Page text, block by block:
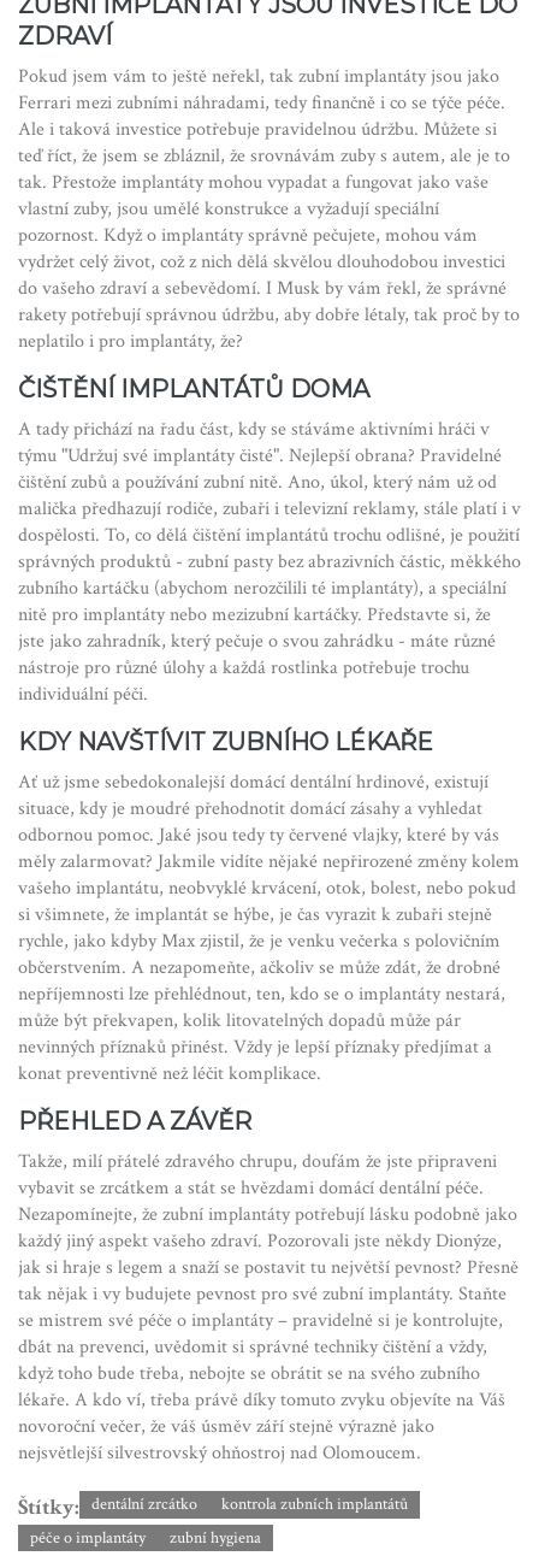
ZDRAVÍ
Pokud jsem vám to ještě neřekl, tak zubní implantáty jsou jako
Ferrari mezi zubními náhradami, tedy finančně i co se týče péče.
Ale i taková investice potřebuje pravidelnou údržbu. Můžete si
teď říct, že jsem se zbláznil, že srovnávám zuby s autem, ale je to
tak. Přestože implantáty mohou vypadat a fungovat jako vaše
vlastní zuby, jsou umělé konstrukce a vyžadují speciální
pozornost. Když o implantáty správně pečujete, mohou vám
vydržet celý život, což z nich dělá skvělou dlouhodobou investici
do vašeho zdraví a sebevědomí. I Musk by vám řekl, že správné
rakety potřebují správnou údržbu, aby dobře létaly, tak proč by to
neplatilo i pro implantáty, že?
ČIŠTĚNÍ IMPLANTÁTŮ DOMA
A tady přichází na řadu část, kdy se stáváme aktivními hráči v
týmu "Udržuj své implantáty čisté". Nejlepší obrana? Pravidelné
čištění zubů a používání zubní nitě. Ano, úkol, který nám už od
malička předhazují rodiče, zubaři i televizní reklamy, stále platí i v
dospělosti. To, co dělá čištění implantátů trochu odlišné, je použití
správných produktů - zubní pasty bez abrazivních částic, měkkého
zubního kartáčku (abychom nerozčilili té implantáty), a speciální
nitě pro implantáty nebo mezizubní kartáčky. Představte si, že
jste jako zahradník, který pečuje o svou zahrádku - máte různé
nástroje pro různé úlohy a každá rostlinka potřebuje trochu
individuální péči.
KDY NAVŠTÍVIT ZUBNÍHO LÉKAŘE
Ať už jsme sebedokonalejší domácí dentální hrdinové, existují
situace, kdy je moudré přehodnotit domácí zásahy a vyhledat
odbornou pomoc. Jaké jsou tedy ty červené vlajky, které by vás
měly zalarmovat? Jakmile vidíte nějaké nepřirozené změny kolem
vašeho implantátu, neobvyklé krvácení, otok, bolest, nebo pokud
si všimnete, že implantát se hýbe, je čas vyrazit k zubaři stejně
rychle, jako kdyby Max zjistil, že je venku večerka s polovičním
občerstvením. A nezapomeňte, ačkoliv se může zdát, že drobné
nepříjemnosti lze přehlédnout, ten, kdo se o implantáty nestará,
může být překvapen, kolik litovatelných dopadů může pár
nevinných příznaků přinést. Vždy je lepší příznaky předjímat a
konat preventivně než léčit komplikace.
PŘEHLED A ZÁVĚR
Takže, milí přátelé zdravého chrupu, doufám že jste připraveni
vybavit se zrcátkem a stát se hvězdami domácí dentální péče.
Nezapomínejte, že zubní implantáty potřebují lásku podobně jako
každý jiný aspekt vašeho zdraví. Pozorovali jste někdy Dionýze,
jak si hraje s legem a snaží se postavit tu největší pevnost? Přesně
tak nějak i vy budujete pevnost pro své zubní implantáty. Staňte
se mistrem své péče o implantáty – pravidelně si je kontrolujte,
dbát na prevenci, uvědomit si správné techniky čištění a vždy,
když toho bude třeba, nebojte se obrátit se na svého zubního
lékaře. A kdo ví, třeba právě díky tomuto zvyku objevíte na Váš
novoroční večer, že váš úsměv září stejně výrazně jako
nejsvětlejší silvestrovský ohňostroj nad Olomoucem.
Štítky: dentální zrcátko
kontrola zubních implantátů
péče o implantáty
zubní hygiena